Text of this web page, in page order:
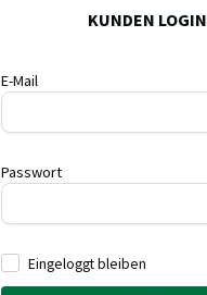
KUNDEN LOGIN
E-Mail
Passwort
Eingeloggt bleiben